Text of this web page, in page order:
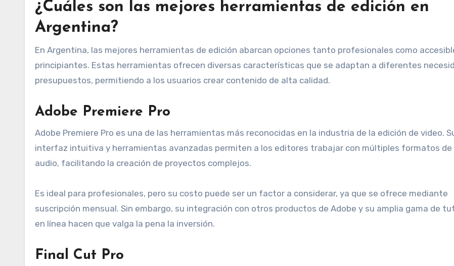
¿Cuáles son las mejores herramientas de edición en
Argentina?
En Argentina, las mejores herramientas de edición abarcan opciones tanto profesionales como
principiantes. Estas herramientas ofrecen diversas características que se adaptan a diferentes
presupuestos, permitiendo a los usuarios crear contenido de alta calidad.
Adobe Premiere Pro
Adobe Premiere Pro es una de las herramientas más reconocidas en la industria de la edición de video.
interfaz intuitiva y herramientas avanzadas permiten a los editores trabajar con múltiples formatos de
audio, facilitando la creación de proyectos complejos.
Es ideal para profesionales, pero su costo puede ser un factor a considerar, ya que se ofrece mediante
suscripción mensual. Sin embargo, su integración con otros productos de Adobe y su amplia gama de
en línea hacen que valga la pena la inversión.
Final Cut Pro